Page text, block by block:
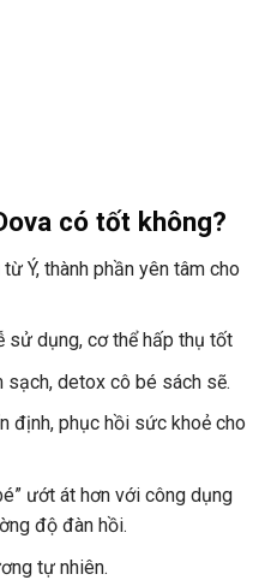
có tốt không?
Ý, thành phần yên tâm cho
sử dụng, cơ thể hấp thụ tốt
detox cô bé sách sẽ.
định, phục hồi sức khoẻ cho
ướt át hơn với công dụng
độ đàn hồi.
tự nhiên.